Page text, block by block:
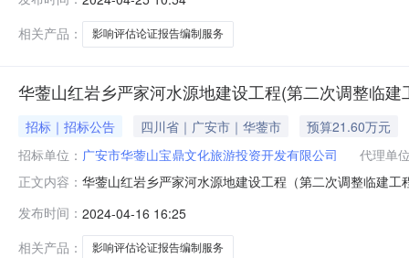
程）对华蓥山风景名胜区影响评估论证报告编制服务（
选候选人：四川省林业科学研究院；第二中选候
相关产品：
影响评估论证报告编制服务
华蓥山红岩乡严家河水源地建设工程(第二次调整临
招标｜招标公告 四川省｜广安市｜华蓥市
预算21.60万元
招标单位： 广安市华蓥山宝鼎文化旅游投资开发有限公司
代理单
正文内容： 华蓥山红岩乡严家河水源地建设工程（第二次调整临建
次调整临建工程）对华蓥山风景名胜区影响评估论证报
宝鼎文化旅游投资开发有限公司项目名称华蓥山红岩
发布时间： 2024-04-16 16:25
相关产品：
影响评估论证报告编制服务